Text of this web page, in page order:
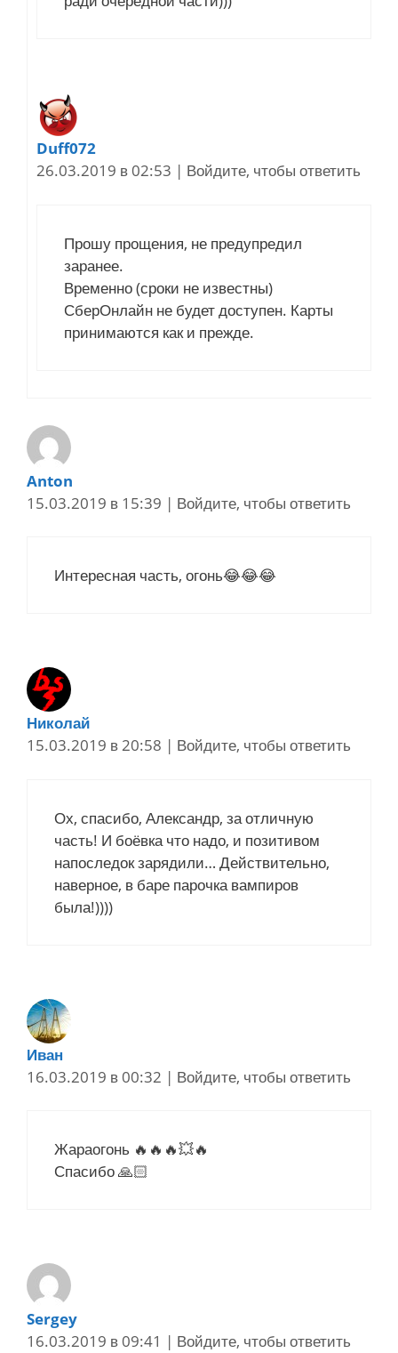
Duff072
26.03.2019 в 02:53 | Войдите, чтобы ответить
Прошу прощения, не предупредил
заранее.
Временно (сроки не известны)
СберОнлайн не будет доступен. Карты
принимаются как и прежде.
Anton
15.03.2019 в 15:39 | Войдите, чтобы ответить
Интересная часть, огонь😂😂😂
Николай
15.03.2019 в 20:58 | Войдите, чтобы ответить
Ох, спасибо, Александр, за отличную
часть! И боёвка что надо, и позитивом
напоследок зарядили… Действительно,
наверное, в баре парочка вампиров
была!))))
Иван
16.03.2019 в 00:32 | Войдите, чтобы ответить
Жараогонь 🔥🔥🔥💥🔥
Спасибо 🙏🏻
Sergey
16.03.2019 в 09:41 | Войдите, чтобы ответить